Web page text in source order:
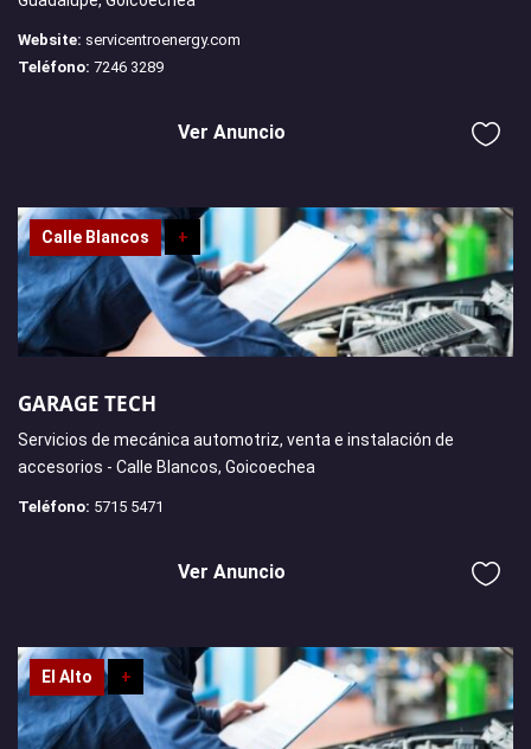
Website: servicentroenergy.com
Teléfono: 7246 3289
Ver Anuncio
Calle Blancos +
GARAGE TECH
Servicios de mecánica automotriz, venta e instalación de
accesorios - Calle Blancos, Goicoechea
Teléfono: 5715 5471
Ver Anuncio
El Alto +